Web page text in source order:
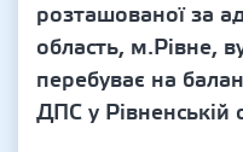
розташованої за
область, м.Рівне,
перебуває на
ДПС у Рівненській